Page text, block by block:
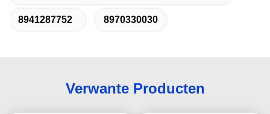
8941287752 8970330030
Verwante Producten